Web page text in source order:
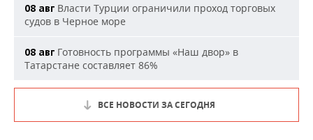
08 авг Власти Турции ограничили проход торговых
судов в Черное море
08 авг Готовность программы «Наш двор» в
Татарстане составляет 86%
ВСЕ НОВОСТИ ЗА СЕГОДНЯ